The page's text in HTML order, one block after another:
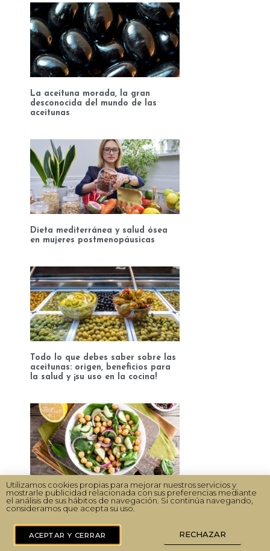
La aceituna morada, la gran
desconocida del mundo de las
aceitunas
Dieta mediterránea y salud ósea
en mujeres postmenopáusicas
Todo lo que debes saber sobre las
aceitunas: origen, beneficios para
la salud y ¡su uso en la cocina!
¡Ojo! Conoce las diferencias
nutricionales entre lentejas,
garbanzos y alubias
Utilizamos cookies propias para mejorar nuestros servicios y
mostrarle publicidad relacionada con sus preferencias mediante
el análisis de sus hábitos de navegación. Si continúa navegando,
consideramos que acepta su uso.
ACEPTAR Y CERRAR RECHAZAR